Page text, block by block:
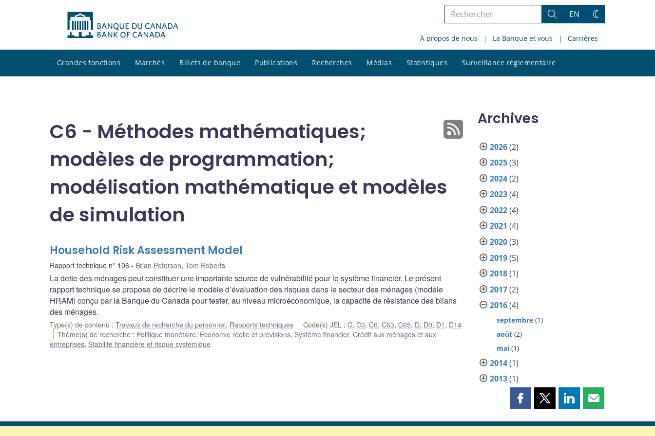
Rechercher
le
site
Rechercher
EN
Changez
thème
À propos de nous La Banque et vous Carrières
Grandes fonctions Marchés Billets de banque Publications Recherches Médias Statistiques Surveillance réglementaire
le
C6 - Méthodes mathématiques;
modèles de programmation;
modélisation mathématique et modèles
de simulation
Household Risk Assessment Model
Rapport technique n° 106 Brian Peterson, Tom Roberts
La dette des ménages peut constituer une importante source de vulnérabilité pour le système financier. Le présent
rapport technique se propose de décrire le modèle d’évaluation des risques dans le secteur des ménages (modèle
HRAM) conçu par la Banque du Canada pour tester, au niveau microéconomique, la capacité de résistance des bilans
des ménages.
Type(s) de contenu : Travaux de recherche du personnel, Rapports techniques Code(s) JEL :C,C0,C6,C63,C65, D, D0, D1 , D14
Thème(s) de recherche : Politique monétaire, Économie réelle et prévisions, Système financier,Crédit aux ménages et aux
entreprises, Stabilité financière et risque systémique
Archives
2026(2)
2025(3)
2024(2)
2023(4)
2022(4)
2021 (4)
2020(3)
2019(5)
2018(1)
2017(2)
2016(4)
septembre (1)
août (2)
mai (1)
2014(1)
2013(1)
Partager
page
Partager
page
Partager
page
Partager
page